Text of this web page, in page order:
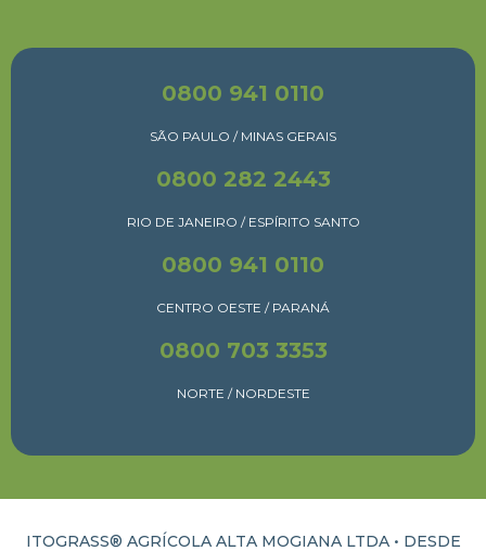
0800 941 0110
SÃO PAULO / MINAS GERAIS
0800 282 2443
RIO DE JANEIRO / ESPÍRITO SANTO
0800 941 0110
CENTRO OESTE / PARANÁ
0800 703 3353
NORTE / NORDESTE
ITOGRASS® AGRÍCOLA ALTA MOGIANA LTDA • DESDE